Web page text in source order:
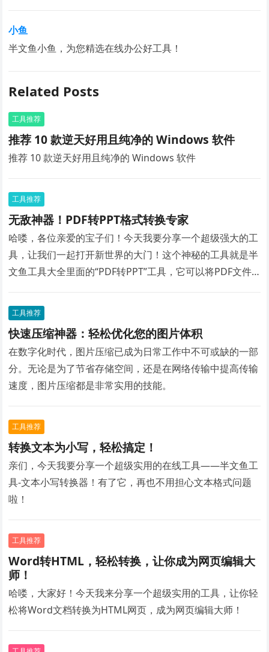
小鱼
半文鱼小鱼，为您精选在线办公好工具！
Related Posts
工具推荐
推荐 10 款逆天好用且纯净的 Windows 软件
推荐 10 款逆天好用且纯净的 Windows 软件
工具推荐
无敌神器！PDF转PPT格式转换专家
哈喽，各位亲爱的宝子们！今天我要分享一个超级强大的工
具，让我们一起打开新世界的大门！这个神秘的工具就是半
文鱼工具大全里面的“PDF转PPT”工具，它可以将PDF文件
效率瞬间提升！
工具推荐
快速压缩神器：轻松优化您的图片体积
在数字化时代，图片压缩已成为日常工作中不可或缺的一部
分。无论是为了节省存储空间，还是在网络传输中提高传输
速度，图片压缩都是非常实用的技能。
工具推荐
转换文本为小写，轻松搞定！
亲们，今天我要分享一个超级实用的在线工具——半文鱼工
具-文本小写转换器！有了它，再也不用担心文本格式问题
啦！
工具推荐
Word转HTML，轻松转换，让你成为网页编辑大
师！
哈喽，大家好！今天我来分享一个超级实用的工具，让你轻
松将Word文档转换为HTML网页，成为网页编辑大师！